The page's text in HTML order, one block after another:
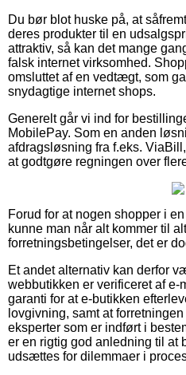
Du bør blot huske på, at
deres produkter til en
attraktiv, så kan det mange
falsk internet virksomhed.
omsluttet af en vedtægt, som
snydagtige internet shops.
Generelt går vi ind for
MobilePay. Som en anden
afdragsløsning fra f.eks.
at godtgøre regningen over
Forud for at nogen shopper i
kunne man når alt kommer til
forretningsbetingelser, det er
Et andet alternativ kan derfor
webbutikken er verificeret af
garanti for at e-butikken
lovgivning, samt at
eksperter som er indført i
er en rigtig god anledning til at
udsættes for dilemmaer i